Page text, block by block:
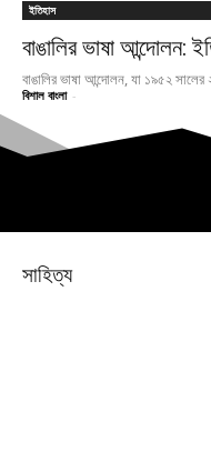
ইতিহাস
বাঙালির ভাষা আন্দোলন:
বাঙালির ভাষা আন্দোলন, যা ১৯৫২
বিশাল বাংলা -
সাহিত্য